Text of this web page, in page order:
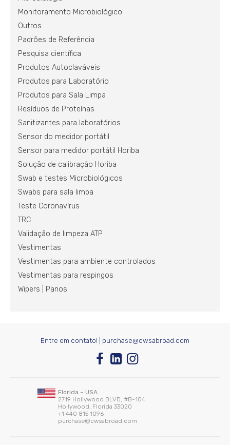
Monitoramento Microbiológico
Outros
Padrões de Referência
Pesquisa científica
Produtos Autoclaváveis
Produtos para Laboratório
Produtos para Sala Limpa
Resíduos de Proteínas
Sanitizantes para laboratórios
Sensor do medidor portátil
Sensor para medidor portátil Horiba
Solução de calibração Horiba
Swab e testes Microbiológicos
Swabs para sala limpa
Teste Coronavírus
TRC
Validação de limpeza ATP
Vestimentas
Vestimentas para ambiente controlados
Vestimentas para respingos
Wipers | Panos
Entre em contato! | purchase@cwsabroad.com
Florida – USA
2719 Hollywood BLVD, #B-104
Hollywood, Florida 33020
+1 440 815 1096
purchase@cwsabroad.com